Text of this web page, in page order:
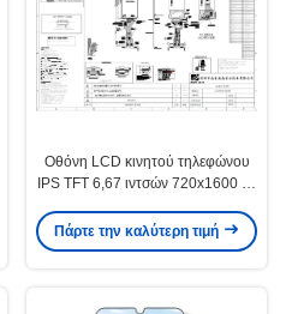
Οθόνη LCD κινητού τηλεφώνου
IPS TFT 6,67 ιντσών 720x1600 με
Πάρτε την καλύτερη τιμή